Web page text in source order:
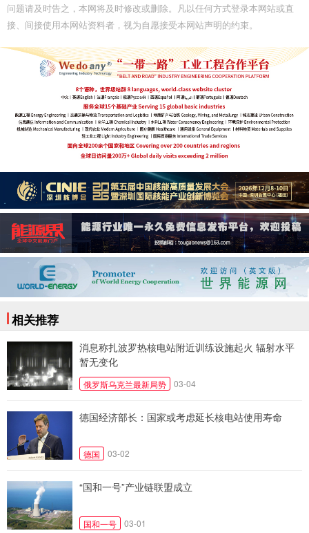
问题请及时告之，本网将及时修改或删除。凡以任何方式登录本网站或直
接、间接使用本网站资料者，视为自愿接受本网站声明的约束。
相关推荐
消息称扎波罗热核电站附近训练设施起火 辐射水平
暂无变化
俄罗斯乌克兰最新局势 03-04
德国经济部长：国家或考虑延长核电站使用寿命
德国 03-02
“国和一号”产业链联盟成立
国和一号 03-01